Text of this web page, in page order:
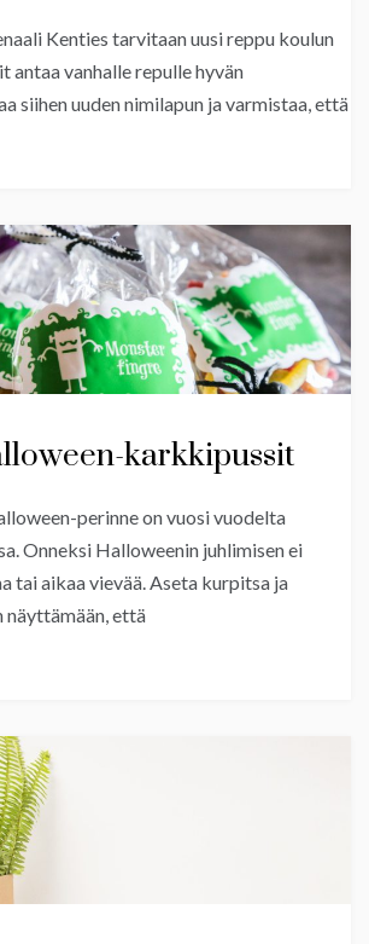
Kenties tarvitaan uusi reppu koulun
antaa vanhalle repulle hyvän
siihen uuden nimilapun ja varmistaa, että
karkkipussit
perinne on vuosi vuodelta
Onneksi Halloweenin juhlimisen ei
tai aikaa vievää. Aseta kurpitsa ja
näyttämään, että